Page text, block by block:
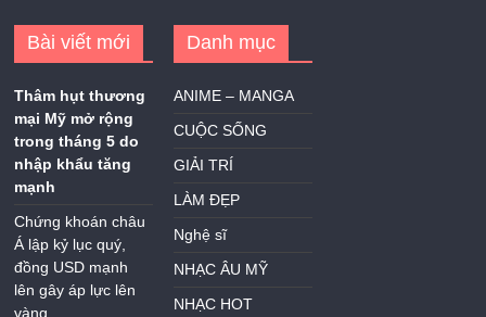
Bài viết mới
Thâm hụt thương
mại Mỹ mở rộng
trong tháng 5 do
nhập khẩu tăng
mạnh
Chứng khoán châu
Á lập kỷ lục quý,
đồng USD mạnh
lên gây áp lực lên
vàng
Danh mục
ANIME – MANGA
CUỘC SỐNG
GIẢI TRÍ
LÀM ĐẸP
Nghệ sĩ
NHẠC ÂU MỸ
NHẠC HOT